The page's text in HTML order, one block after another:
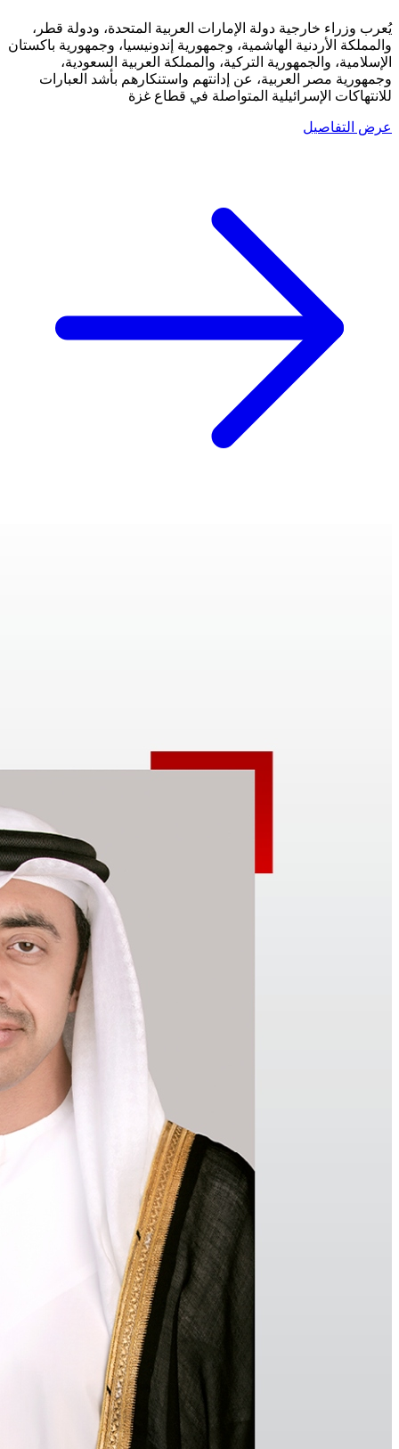
يُعرب وزراء خارجية دولة الإمارات العربية المتحدة، ودولة قطر،
والمملكة الأردنية الهاشمية، وجمهورية إندونيسيا، وجمهورية باكستان
الإسلامية، والجمهورية التركية، والمملكة العربية السعودية،
وجمهورية مصر العربية، عن إدانتهم واستنكارهم بأشد العبارات
للانتهاكات الإسرائيلية المتواصلة في قطاع غزة
عرض التفاصيل